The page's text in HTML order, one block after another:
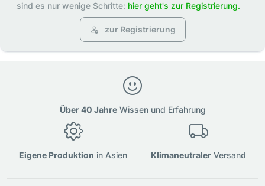
sind es nur wenige Schritte: hier geht's zur Registrierung.
zur Registrierung
Über 40 JahreWissen und Erfahrung
Eigene Produktion in Asien Klimaneutraler Versand